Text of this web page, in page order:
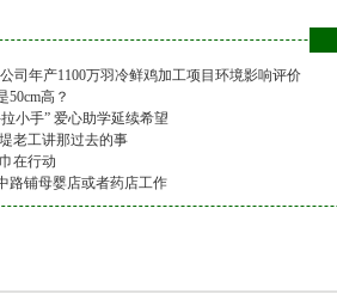
司年产1100万羽冷鲜鸡加工项目环境影响评价
50cm高？
小手” 爱心助学延续希望
老工讲那过去的事
在行动
路铺母婴店或者药店工作